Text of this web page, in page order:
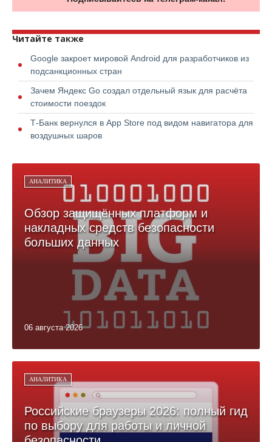
Читайте также
Google закроет мировой Android для разработчиков из
подсанкционных стран
Зачем Яндекс Go создал отдельный язык для расчёта
стоимости поездок
Т-Банк вернулся в App Store под видом навигатора для
воздушных шаров
АНАЛИТИКА
Обзор защищённых платформ и
накладных средств безопасности
больших данных
06 августа 2026
АНАЛИТИКА
Российские браузеры 2026: полный гид
по выбору для работы и личной